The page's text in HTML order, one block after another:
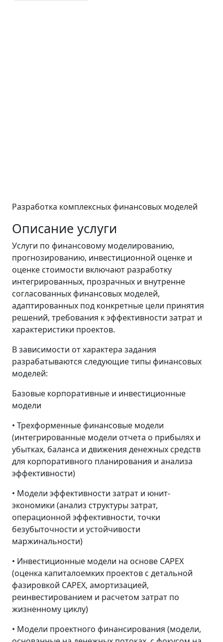
Разработка комплексных финансовых моделей
Описание услуги
Услуги по финансовому моделированию,
прогнозированию, инвестиционной оценке и
оценке стоимости включают разработку
интегрированных, прозрачных и внутренне
согласованных финансовых моделей,
адаптированных под конкретные цели принятия
решений, требования к эффективности затрат и
характеристики проектов.
В зависимости от характера задания
разрабатываются следующие типы финансовых
моделей:
Базовые корпоративные и инвестиционные
модели
• Трехформенные финансовые модели
(интегрированные модели отчета о прибылях и
убытках, баланса и движения денежных средств
для корпоративного планирования и анализа
эффективности)
• Модели эффективности затрат и юнит-
экономики (анализ структуры затрат,
операционной эффективности, точки
безубыточности и устойчивости
маржинальности)
• Инвестиционные модели на основе CAPEX
(оценка капиталоемких проектов с детальной
фазировкой CAPEX, амортизацией,
реинвестированием и расчетом затрат по
жизненному циклу)
• Модели проектного финансирования (модели,